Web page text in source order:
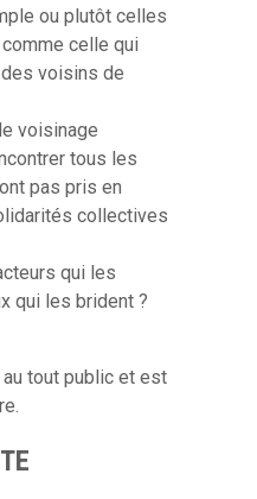
ou plutôt celles
celle qui
voisins de
voisinage
tous les
pas pris en
collectives
qui les
qui les brident ?
tout public et est